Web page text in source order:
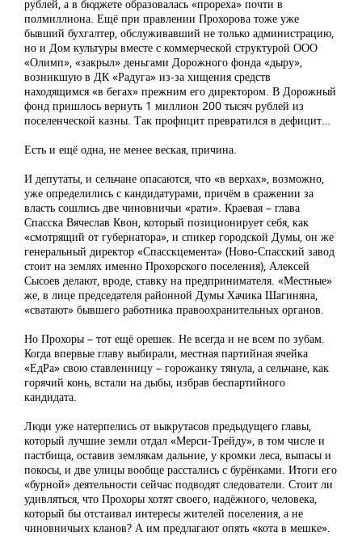
рублей, а в бюджете образовалась «прореха» почти в
полмиллиона. Ещё при правлении Прохорова тоже уже
бывший бухгалтер, обслуживавший не только администрацию,
но и Дом культуры вместе с коммерческой структурой ООО
«Олимп», «закрыл» деньгами Дорожного фонда «дыру»,
возникшую в ДК «Радуга» из-за хищения средств
находящимся «в бегах» прежним его директором. В Дорожный
фонд пришлось вернуть 1 миллион 200 тысяч рублей из
поселенческой казны. Так профицит превратился в дефицит…
Есть и ещё одна, не менее веская, причина.
И депутаты, и сельчане опасаются, что «в верхах», возможно,
уже определились с кандидатурами, причём в сражении за
власть сошлись две чиновничьи «рати». Краевая – глава
Спасска Вячеслав Квон, который позиционирует себя, как
«смотрящий от губернатора», и спикер городской Думы, он же
генеральный директор «Спасскцемента» (Ново-Спасский завод
стоит на землях именно Прохорского поселения), Алексей
Сысоев делают, вроде, ставку на предпринимателя. «Местные»
же, в лице председателя районной Думы Хачика Шагиняна,
«сватают» бывшего работника правоохранительных органов.
Но Прохоры – тот ещё орешек. Не всегда и не всем по зубам.
Когда впервые главу выбирали, местная партийная ячейка
«ЕдРа» свою ставленницу – горожанку тянула, а сельчане, как
горячий конь, встали на дыбы, избрав беспартийного
кандидата.
Люди уже натерпелись от выкрутасов предыдущего главы,
который лучшие земли отдал «Мерси-Трейду», в том числе и
пастбища, оставив землякам дальние, у кромки леса, выпасы и
покосы, и две улицы вообще расстались с бурёнками. Итоги его
«бурной» деятельности сейчас подводят следователи. Стоит ли
удивляться, что Прохоры хотят своего, надёжного, человека,
который бы отстаивал интересы жителей поселения, а не
чиновничьих кланов? А им предлагают опять «кота в мешке».